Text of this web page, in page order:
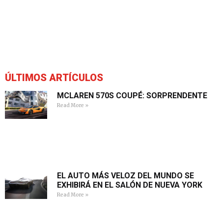
ÚLTIMOS ARTÍCULOS
MCLAREN 570S COUPÉ: SORPRENDENTE
Read More »
EL AUTO MÁS VELOZ DEL MUNDO SE
EXHIBIRÁ EN EL SALÓN DE NUEVA YORK
Read More »